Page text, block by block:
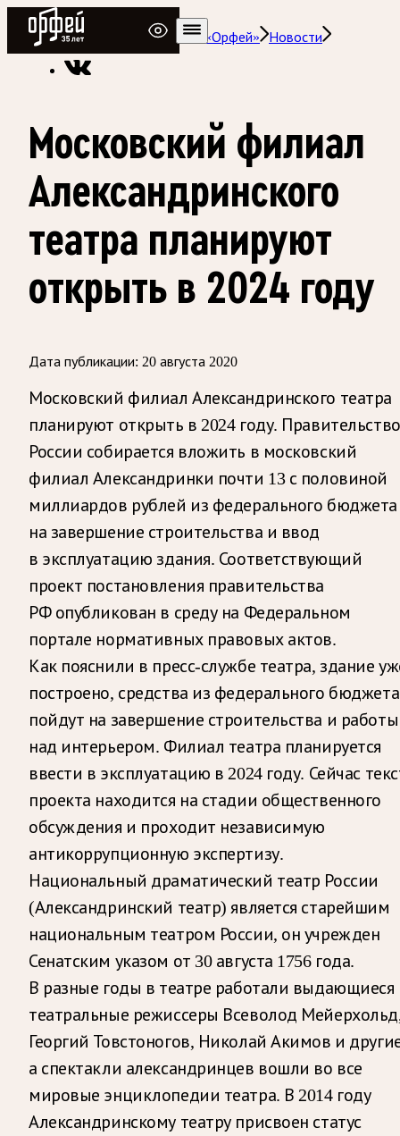
Радио Орфей
Радио классической музыки «Орфей»
Новости
Московский филиал
Александринского
театра планируют
открыть в 2024 году
Дата публикации: 20 августа 2020
Московский филиал Александринского театра
планируют открыть в 2024 году. Правительство
России собирается вложить в московский
филиал Александринки почти 13 с половиной
миллиардов рублей из федерального бюджета
на завершение строительства и ввод
в эксплуатацию здания. Соответствующий
проект постановления правительства
РФ опубликован в среду на Федеральном
портале нормативных правовых актов.
Как пояснили в пресс-службе театра, здание
построено, средства из федерального бюджета
пойдут на завершение строительства и работы
над интерьером. Филиал театра планируется
ввести в эксплуатацию в 2024 году. Сейчас
проекта находится на стадии общественного
обсуждения и проходит независимую
антикоррупционную экспертизу.
Национальный драматический театр России
(Александринский театр) является старейшим
национальным театром России, он учрежден
Сенатским указом от 30 августа 1756 года.
В разные годы в театре работали выдающиеся
театральные режиссеры Всеволод
Георгий Товстоногов, Николай Акимов и
а спектакли александринцев вошли во все
мировые энциклопедии театра. В 2014 году
Александринскому театру присвоен статус